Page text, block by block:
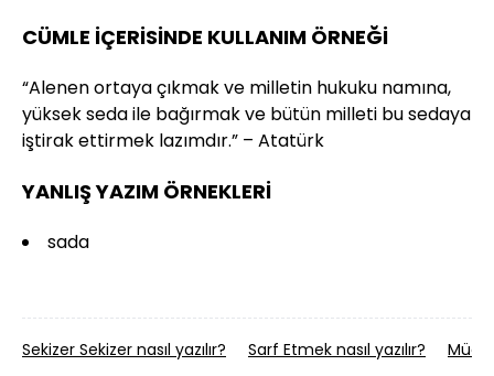
CÜMLE İÇERİSİNDE KULLANIM ÖRNEĞİ
“Alenen ortaya çıkmak ve milletin hukuku namına,
yüksek seda ile bağırmak ve bütün milleti bu sedaya
iştirak ettirmek lazımdır.” – Atatürk
YANLIŞ YAZIM ÖRNEKLERİ
sada
Sekizer Sekizer nasıl yazılır? Sarf Etmek nasıl yazılır?